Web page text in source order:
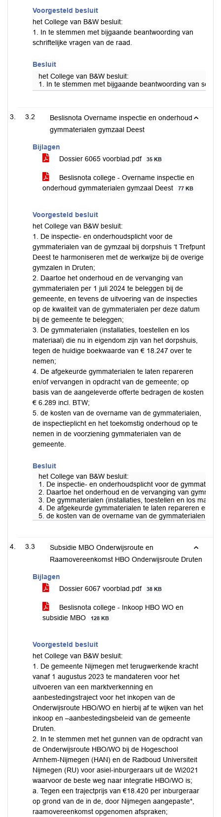
Voorgesteld besluit
het College van B&W besluit:
1. In te stemmen met bijgaande beantwoording van
schriftelijke vragen van de raad.
Besluit
het College van B&W besluit:
1. In te stemmen met bijgaande beantwoording van
3.2
Beslisnota Overname inspectie en onderhoud
gymmaterialen gymzaal Deest
Bijlagen
Dossier 6065 voorblad.pdf
35 KB
Beslisnota college - Overname inspectie en
onderhoud gymmaterialen gymzaal Deest
77 KB
Voorgesteld besluit
het College van B&W besluit:
1. De inspectie- en onderhoudsplicht voor de
gymmaterialen van de gymzaal bij dorpshuis ‘t Trefpunt
Deest te harmoniseren met de werkwijze bij de overige
gymzalen in Druten;
2. Daartoe het onderhoud en de vervanging van
gymmaterialen per 1 juli 2024 te beleggen bij de
gemeente, en tevens de uitvoering van de inspecties
op de kwaliteit van de gymmaterialen per deze datum
bij de gemeente te beleggen;
3. De gymmaterialen (installaties, toestellen en los
materiaal) die nu in eigendom zijn van het dorpshuis,
tegen de huidige boekwaarde van € 18.247 over te
nemen;
4. De afgekeurde gymmaterialen te laten repareren
en/of vervangen in opdracht van de gemeente; op
basis van de aangeleverde offerte bedragen de kosten
€ 6.289 incl. BTW;
5. de kosten van de overname van de gymmaterialen,
de inspectieplicht en het toekomstig onderhoud op te
nemen in de voorziening gymmaterialen van de
gemeente.
Besluit
het College van B&W besluit:
1. De inspectie- en onderhoudsplicht voor de
2. Daartoe het onderhoud en de vervanging van
3. De gymmaterialen (installaties, toestellen en los
4. De afgekeurde gymmaterialen te laten repareren en/
5. de kosten van de overname van de gymmaterialen,
3.3
Subsidie MBO Onderwijsroute en
Raamovereenkomst HBO Onderwijsroute Druten
Bijlagen
Dossier 6067 voorblad.pdf
38 KB
Beslisnota college - Inkoop HBO WO en
subsidie MBO
128 KB
Voorgesteld besluit
het College van B&W besluit:
1. De gemeente Nijmegen met terugwerkende kracht
vanaf 1 augustus 2023 te mandateren voor het
uitvoeren van een marktverkenning en
aanbestedingstraject voor het inkopen van de
Onderwijsroute HBO/WO en hierbij af te wijken van het
inkoop en –aanbestedingsbeleid van de gemeente
Druten.
2. In te stemmen met het gunnen van de opdracht van
de Onderwijsroute HBO/WO bij de Hogeschool
Arnhem-Nijmegen (HAN) en de Radboud Universiteit
Nijmegen (RU) voor asiel-inburgeraars uit de Wi2021
waarvoor de beste weg naar integratie HBO/WO is;
a. Tegen een trajectprijs van €18.420 per inburgeraar
op grond van de in de, door Nijmegen aangepaste*,
raamovereenkomst opgenomen afspraken;